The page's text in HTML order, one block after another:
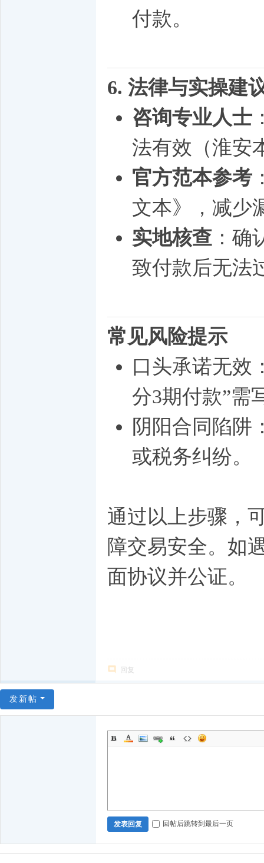
付款。
6. 法律与实操建
咨询专业人士
法有效（淮安
官方范本参考
文本》，减少
实地核查 ：
致付款后无法
常见风险提示
口头承诺无效
分3期付款”需
阴阳合同陷阱
或税务纠纷。
通过以上步骤，
障交易安全。如
面协议并公证。
回复
发新帖
发表回复 回帖后跳转到最后一页